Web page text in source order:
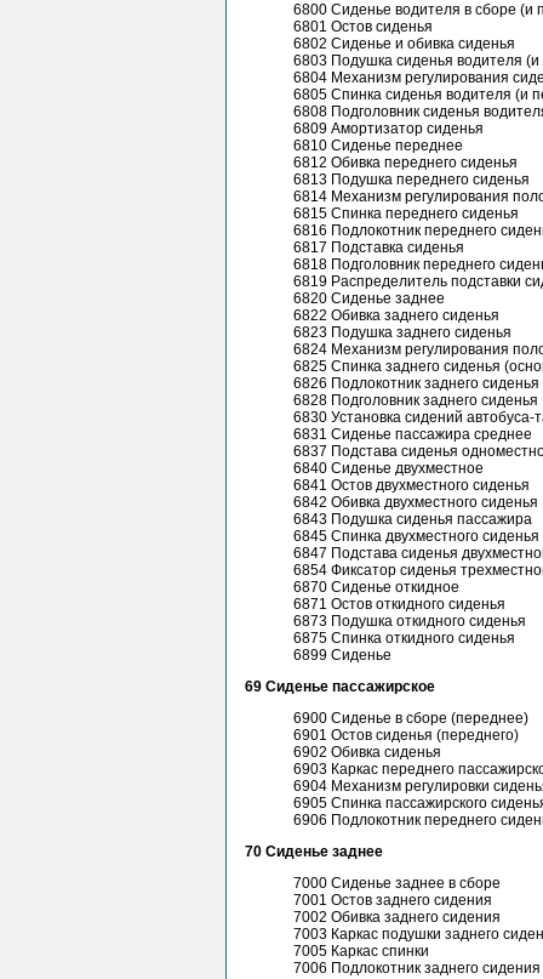
6800 Сиденье водителя в сборе (и
6801 Остов сиденья
6802 Сиденье и обивка сиденья
6803 Подушка сиденья водителя (и
6804 Механизм регулирования
6805 Спинка сиденья водителя (и
6808 Подголовник сиденья
6809 Амортизатор сиденья
6810 Сиденье переднее
6812 Обивка переднего сиденья
6813 Подушка переднего сиденья
6814 Механизм регулирования
6815 Спинка переднего сиденья
6816 Подлокотник переднего
6817 Подставка сиденья
6818 Подголовник переднего
6819 Распределитель подставки
6820 Сиденье заднее
6822 Обивка заднего сиденья
6823 Подушка заднего сиденья
6824 Механизм регулирования
6825 Спинка заднего сиденья
6826 Подлокотник заднего сиденья
6828 Подголовник заднего сиденья
6830 Установка сидений автобуса-
6831 Сиденье пассажира среднее
6837 Подстава сиденья
6840 Сиденье двухместное
6841 Остов двухместного сиденья
6842 Обивка двухместного сиденья
6843 Подушка сиденья пассажира
6845 Спинка двухместного сиденья
6847 Подстава сиденья
6854 Фиксатор сиденья
6870 Сиденье откидное
6871 Остов откидного сиденья
6873 Подушка откидного сиденья
6875 Спинка откидного сиденья
6899 Сиденье
69 Сиденье пассажирское
6900 Сиденье в сборе (переднее)
6901 Остов сиденья (переднего)
6902 Обивка сиденья
6903 Каркас переднего
6904 Механизм регулировки
6905 Спинка пассажирского
6906 Подлокотник переднего
70 Сиденье заднее
7000 Сиденье заднее в сборе
7001 Остов заднего сидения
7002 Обивка заднего сидения
7003 Каркас подушки заднего
7005 Каркас спинки
7006 Подлокотник заднего сидения